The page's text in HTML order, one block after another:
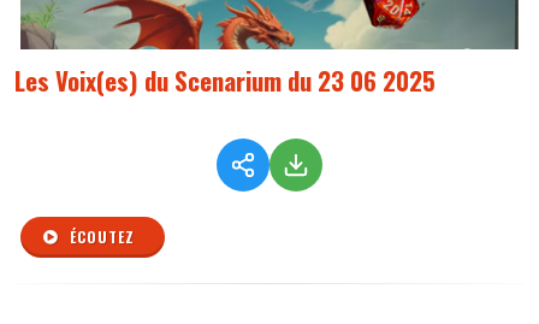
Les Voix(es) du Scenarium du 23 06 2025
ÉCOUTEZ